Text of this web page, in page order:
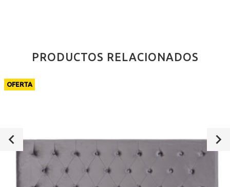
PRODUCTOS RELACIONADOS
OFERTA